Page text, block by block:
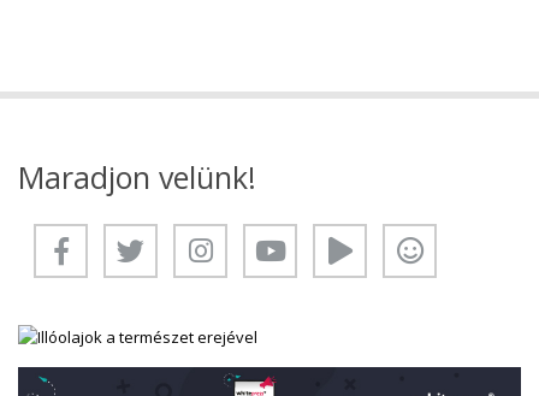
Maradjon velünk!